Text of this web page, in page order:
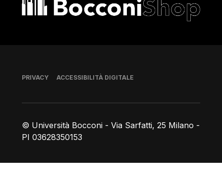
© Università Bocconi - Via Sarfatti, 25 Milano -
PI 03628350153
Piè di pagina
PRIVACY ACCESSIBILITÀ DIGITALE